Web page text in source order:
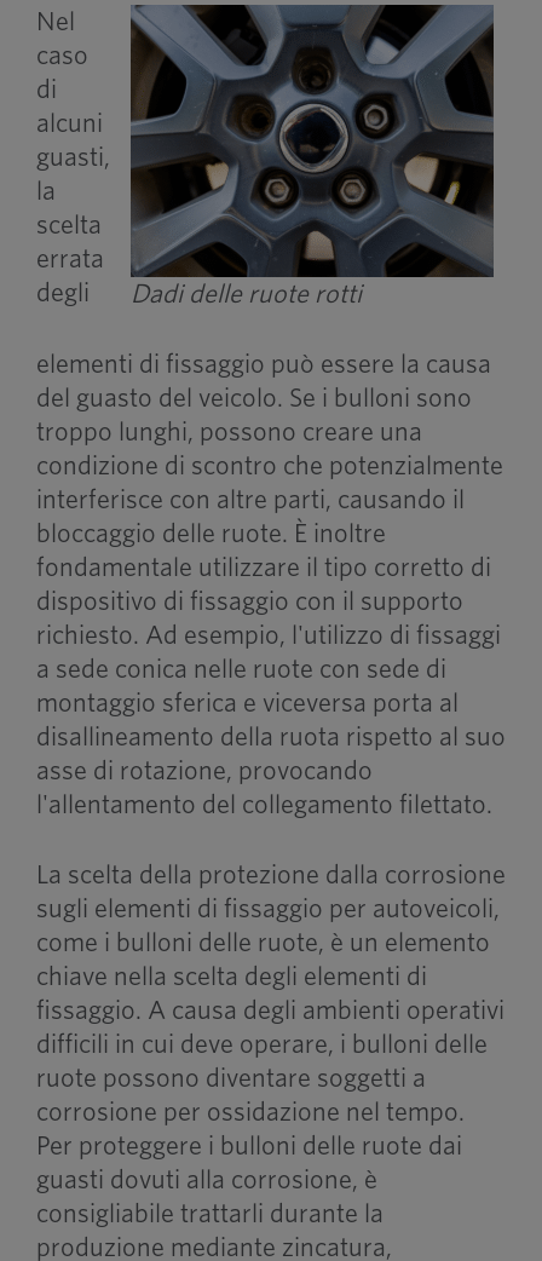
Dadi delle ruote rotti
Nel
caso
di
alcuni
guasti,
la
scelta
errata
degli
elementi di fissaggio può essere la causa
del guasto del veicolo. Se i bulloni sono
troppo lunghi, possono creare una
condizione di scontro che potenzialmente
interferisce con altre parti, causando il
bloccaggio delle ruote. È inoltre
fondamentale utilizzare il tipo corretto di
dispositivo di fissaggio con il supporto
richiesto. Ad esempio, l'utilizzo di fissaggi
a sede conica nelle ruote con sede di
montaggio sferica e viceversa porta al
disallineamento della ruota rispetto al suo
asse di rotazione, provocando
l'allentamento del collegamento filettato.
La scelta della protezione dalla corrosione
sugli elementi di fissaggio per autoveicoli,
come i bulloni delle ruote, è un elemento
chiave nella scelta degli elementi di
fissaggio. A causa degli ambienti operativi
difficili in cui deve operare, i bulloni delle
ruote possono diventare soggetti a
corrosione per ossidazione nel tempo.
Per proteggere i bulloni delle ruote dai
guasti dovuti alla corrosione, è
consigliabile trattarli durante la
produzione mediante zincatura,